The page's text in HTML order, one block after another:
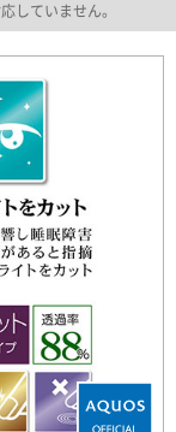
していません。